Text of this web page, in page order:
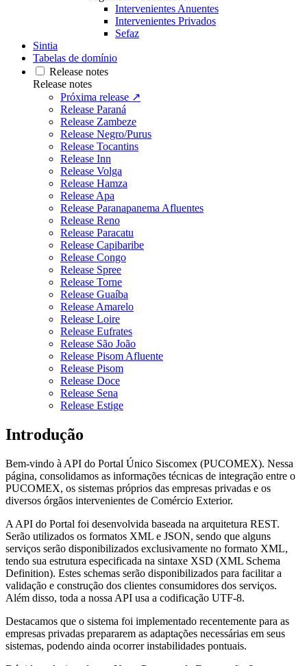
Intervenientes Anuentes
Intervenientes Privados
Sefaz
Sintia
Tabelas de domínio
Release notes
Release notes
Próxima release ↗
Release Paraná
Release Zambeze
Release Negro/Purus
Release Tocantins
Release Inn
Release Volga
Release Hamza
Release Apa
Release Paranapanema Afluentes
Release Reno
Release Paracatu
Release Capibaribe
Release Congo
Release Spree
Release Torne
Release Guaíba
Release Amarelo
Release Loire
Release Eufrates
Release São João
Release Pisom Afluente
Release Pisom
Release Doce
Release Sena
Release Estige
Introdução
Bem-vindo à API do Portal Único Siscomex (PUCOMEX). Nessa
página, consolidamos as informações técnicas de integração entre o
PUCOMEX, os sistemas próprios das empresas privadas e os
diversos órgãos intervenientes de Comércio Exterior.
A API do Portal foi desenvolvida baseada na arquitetura REST.
Serão utilizados os formatos XML e JSON, sendo que alguns
serviços serão disponibilizados exclusivamente no formato XML,
tendo sua estrutura especificada na sintaxe XSD (XML Schema
Definition). Estes schemas serão disponibilizados para facilitar a
validação e construção dos clientes consumidores dos serviços.
Além disso, toda a nossa API usa a codificação UTF-8.
Destacamos que o sistema foi implementado recentemente para as
empresas privadas prepararem as adaptações necessárias em seus
sistemas, podendo ainda ocorrer instabilidades pontuais.